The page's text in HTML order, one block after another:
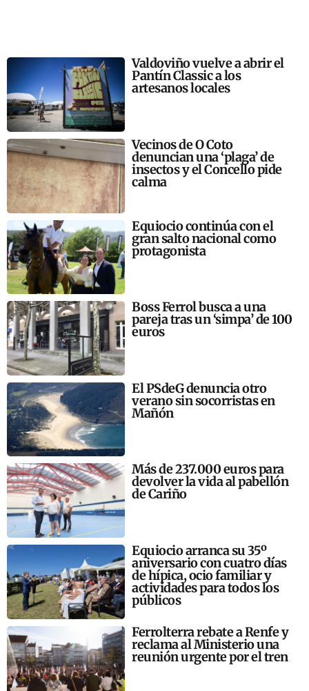
Valdoviño vuelve a abrir el
Pantín Classic a los
artesanos locales
Vecinos de O Coto
denuncian una ‘plaga’ de
insectos y el Concello pide
calma
Equiocio continúa con el
gran salto nacional como
protagonista
Boss Ferrol busca a una
pareja tras un ‘simpa’ de 100
euros
El PSdeG denuncia otro
verano sin socorristas en
Mañón
Más de 237.000 euros para
devolver la vida al pabellón
de Cariño
Equiocio arranca su 35º
aniversario con cuatro días
de hípica, ocio familiar y
actividades para todos los
públicos
Ferrolterra rebate a Renfe y
reclama al Ministerio una
reunión urgente por el tren